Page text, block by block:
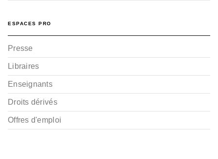
ESPACES PRO
Presse
Libraires
Enseignants
Droits dérivés
Offres d'emploi